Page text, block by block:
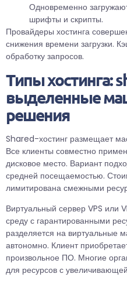
Одновременно
шрифты и скрипты.
Провайдеры хостинга
снижения времени загрузки.
обработку запросов.
Типы хостинга:
выделенные
решения
Shared-хостинг размещает
Все клиенты совместно
дисковое место. Вариант
средней посещаемостью.
лимитирована смежными
Виртуальный сервер VPS или
среду с гарантированными
разделяется на
автономно. Клиент
произвольное ПО. Многие
для ресурсов с